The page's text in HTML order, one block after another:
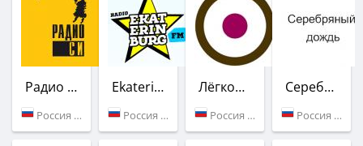
Радио СИ
Россия (103.7 FM)
Ekaterinburg FM
Россия (Екатеринбург)
Лёгкое Радио
Россия (Екатеринбург)
Серебряный Дождь
Россия (88.8 FM)